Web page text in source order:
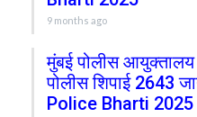
9 months ago
मुंबई पोलीस
पोलीस शिपाई 2643
Police Bharti 2025